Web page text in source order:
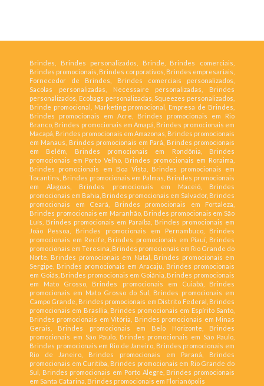
Brindes, Brindes personalizados, Brinde, Brindes comerciais,
Brindes promocionais, Brindes corporativos, Brindes empresariais,
Fornecedor de Brindes, Brindes comerciais personalizados,
Sacolas personalizadas, Necessaire personalizadas, Brindes
personalizados, Ecobags personalizadas, Squeezes personalizados,
Brinde promocional, Marketing promocional, Empresa de Brindes,
Brindes promocionais em Acre, Brindes promocionais em Rio
Branco, Brindes promocionais em Amapá, Brindes promocionais em
Macapá, Brindes promocionais em Amazonas, Brindes promocionais
em Manaus, Brindes promocionais em Pará, Brindes promocionais
em Belém, Brindes promocionais em Rondônia, Brindes
promocionais em Porto Velho, Brindes promocionais em Roraima,
Brindes promocionais em Boa Vista, Brindes promocionais em
Tocantins, Brindes promocionais em Palmas, Brindes promocionais
em Alagoas, Brindes promocionais em Maceió, Brindes
promocionais em Bahia, Brindes promocionais em Salvador, Brindes
promocionais em Ceará, Brindes promocionais em Fortaleza,
Brindes promocionais em Maranhão, Brindes promocionais em São
Luís, Brindes promocionais em Paraíba, Brindes promocionais em
João Pessoa, Brindes promocionais em Pernambuco, Brindes
promocionais em Recife, Brindes promocionais em Piauí, Brindes
promocionais em Teresina, Brindes promocionais em Rio Grande do
Norte, Brindes promocionais em Natal, Brindes promocionais em
Sergipe, Brindes promocionais em Aracaju, Brindes promocionais
em Goiás, Brindes promocionais em Goiânia, Brindes promocionais
em Mato Grosso, Brindes promocionais em Cuiabá, Brindes
promocionais em Mato Grosso do Sul, Brindes promocionais em
Campo Grande, Brindes promocionais em Distrito Federal, Brindes
promocionais em Brasília, Brindes promocionais em Espírito Santo,
Brindes promocionais em Vitória, Brindes promocionais em Minas
Gerais, Brindes promocionais em Belo Horizonte, Brindes
promocionais em São Paulo, Brindes promocionais em São Paulo,
Brindes promocionais em Rio de Janeiro, Brindes promocionais em
Rio de Janeiro, Brindes promocionais em Paraná, Brindes
promocionais em Curitiba, Brindes promocionais em Rio Grande do
Sul, Brindes promocionais em Porto Alegre, Brindes promocionais
em Santa Catarina, Brindes promocionais em Florianópolis